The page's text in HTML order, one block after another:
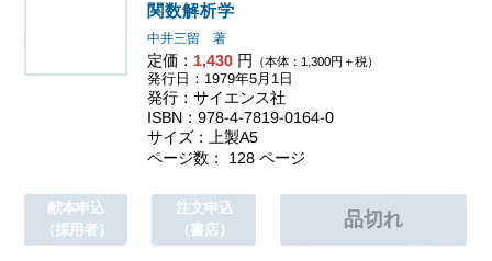
関数解析学
中井三留 著
定価： 1,430 円 （本体：1,300円＋税）
発行日：1979年5月1日
発行：サイエンス社
ISBN：978-4-7819-0164-0
サイズ：上製A5
ページ数： 128 ページ
献本申込
（採用者）
注文申込
（書店）